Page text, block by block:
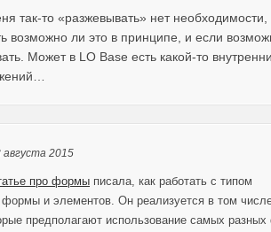
так-то «разжевывать» нет необходимости,
возможно ли это в принципе, и если
Может в LO Base есть какой-то
августа 2015
про формы писала, как работать с типом
и элементов. Он реализуется в том
предполагают использование самых